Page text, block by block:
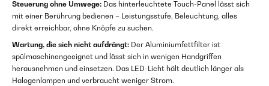
Steuerung ohne Umwege: Das hinterleuchtete Touch-Panel lässt sich
mit einer Berührung bedienen – Leistungsstufe, Beleuchtung, alles
direkt erreichbar, ohne Knöpfe zu suchen.
Wartung, die sich nicht aufdrängt: Der Aluminiumfettfilter ist
spülmaschinengeeignet und lässt sich in wenigen Handgriffen
herausnehmen und einsetzen. Das LED-Licht hält deutlich länger als
Halogenlampen und verbraucht weniger Strom.